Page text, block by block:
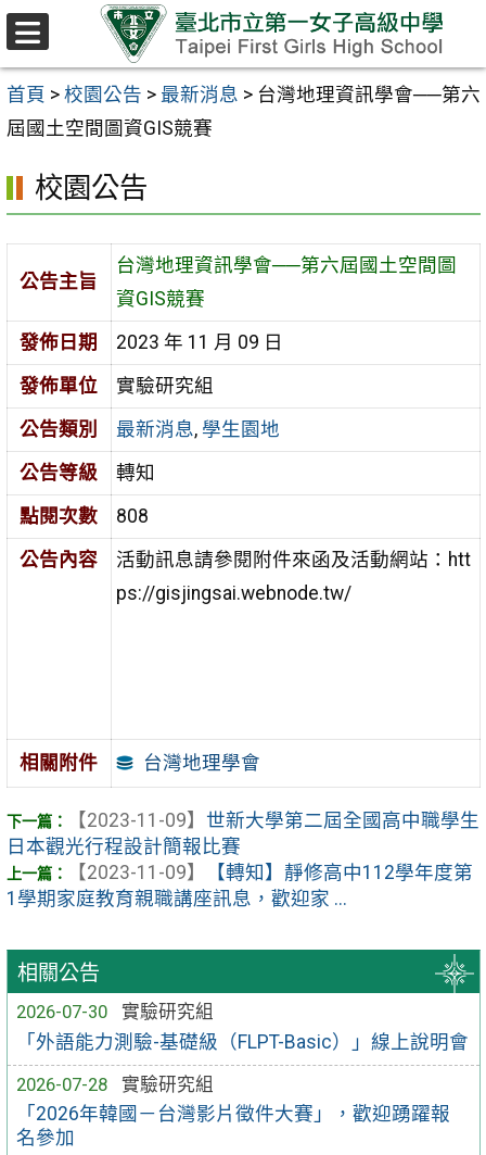
跳至主要內容區
首頁 > 校園公告 > 最新消息 > 台灣地理資訊學會──第六
屆國土空間圖資GIS競賽
相關公告
2026-07-30
實驗研究組
「外語能力測驗-基礎級（FLPT-Basic）」線上說明會
2026-07-28
實驗研究組
「2026年韓國－台灣影片徵件大賽」，歡迎踴躍報
名參加
校園公告
公告主旨
台灣地理資訊學會──第六屆國土空間圖
資GIS競賽
發佈日期
2023 年 11 月 09 日
發佈單位
實驗研究組
公告類別
最新消息, 學生園地
公告等級
轉知
點閱次數
808
公告內容
活動訊息請參閱附件來函及活動網站：htt
ps://gisjingsai.webnode.tw/
相關附件 台灣地理學會
【2023-11-09】 世新大學第二屆全國高中職學生
日本觀光行程設計簡報比賽
【2023-11-09】
【轉知】靜修高中112學年度第
1學期家庭教育親職講座訊息，歡迎家 ...
選
單